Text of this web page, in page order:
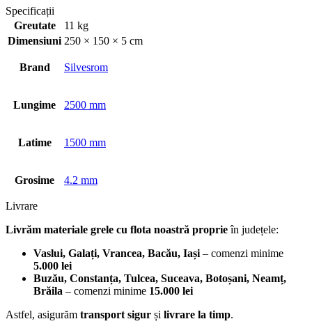
Specificații
Greutate
11 kg
Dimensiuni 250 × 150 × 5 cm
Brand Silvesrom
Lungime 2500 mm
Latime 1500 mm
Grosime 4.2 mm
Livrare
Livrăm materiale grele cu flota noastră proprieîn județele:
Vaslui, Galați, Vrancea, Bacău, Iași – comenzi minime
5.000 lei
Buzău, Constanța, Tulcea, Suceava, Botoșani, Neamț,
Brăila – comenzi minime 15.000 lei
Astfel, asigurăm transport sigur și livrare la timp.